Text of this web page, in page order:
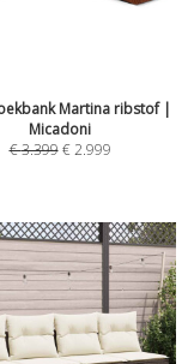
Martina ribstof |
Micadoni
€3.399 €2.999